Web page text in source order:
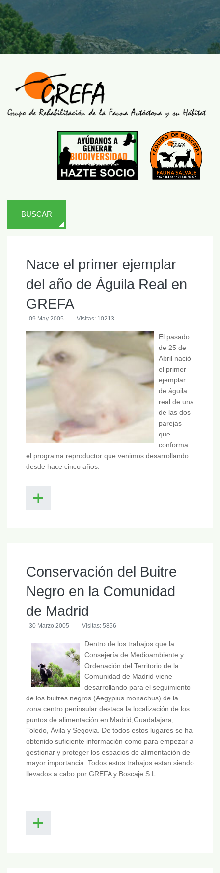
BUSCAR
Nace el primer ejemplar
del año de Águila Real en
GREFA
09 May 2005 Visitas: 10213
El pasado
de 25 de
Abril nació
el primer
ejemplar
de águila
real de una
de las dos
parejas
que
conforma
el programa reproductor que venimos desarrollando
desde hace cinco años.
Conservación del Buitre
Negro en la Comunidad
de Madrid
30 Marzo 2005 Visitas: 5856
Dentro de los trabajos que la
Consejería de Medioambiente y
Ordenación del Territorio de la
Comunidad de Madrid viene
desarrollando para el seguimiento
de los buitres negros (Aegypius monachus) de la
zona centro peninsular destaca la localización de los
puntos de alimentación en Madrid,Guadalajara,
Toledo, Ávila y Segovia. De todos estos lugares se ha
obtenido suficiente información como para empezar a
gestionar y proteger los espacios de alimentación de
mayor importancia. Todos estos trabajos estan siendo
llevados a cabo por GREFA y Boscaje S.L.